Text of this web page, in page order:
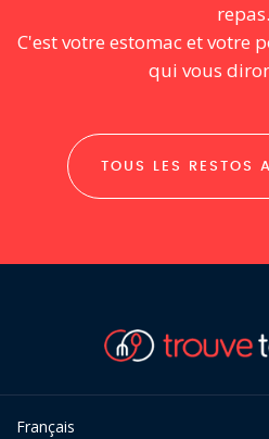
repas.
C'est votre estomac et votre
qui vous
TOUS LES RESTOS
Français